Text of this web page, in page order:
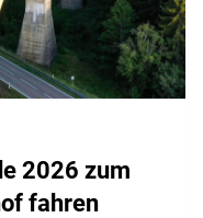
2026 zum
fahren